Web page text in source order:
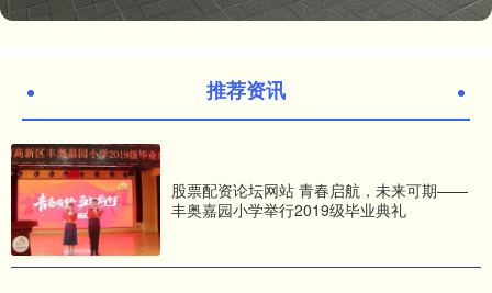
推荐资讯
股票配资论坛网站 青春启航，未来可期——
丰奥嘉园小学举行2019级毕业典礼